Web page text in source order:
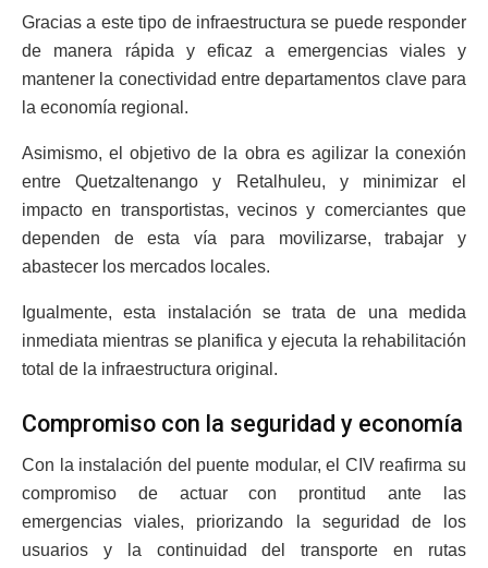
Gracias a este tipo de infraestructura se puede responder
de manera rápida y eficaz a emergencias viales y
mantener la conectividad entre departamentos clave para
la economía regional.
Asimismo, el objetivo de la obra es agilizar la conexión
entre Quetzaltenango y Retalhuleu, y minimizar el
impacto en transportistas, vecinos y comerciantes que
dependen de esta vía para movilizarse, trabajar y
abastecer los mercados locales.
Igualmente, esta instalación se trata de una medida
inmediata mientras se planifica y ejecuta la rehabilitación
total de la infraestructura original.
Compromiso con la seguridad y economía
Con la instalación del puente modular, el CIV reafirma su
compromiso de actuar con prontitud ante las
emergencias viales, priorizando la seguridad de los
usuarios y la continuidad del transporte en rutas